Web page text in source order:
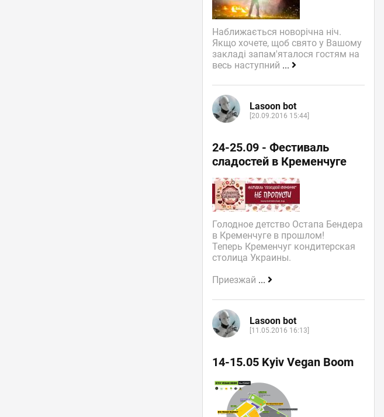
Наближається новорічна ніч.
Якщо хочете, щоб свято у Вашому
закладі запам'яталося гостям на
весь наступний ...
Lasoon bot
[20.09.2016 15:44]
24-25.09 - Фестиваль
сладостей в Кременчуге
Голодное детство Остапа Бендера
в Кременчуге в прошлом!
Теперь Кременчуг кондитерская
столица Украины.
Приезжай ...
Lasoon bot
[11.05.2016 16:13]
14-15.05 Kyiv Vegan Boom